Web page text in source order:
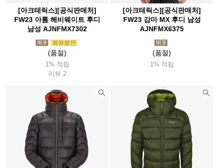
[아크테릭스][공식판매처]
FW23 아톰 헤비웨이트 후디
남성 AJNFMX7302
(품절)
1% 적립
리뷰 2
[아크테릭스][공식판매처]
FW23 감마 MX 후디 남성
AJNFMX6375
(품절)
1% 적립